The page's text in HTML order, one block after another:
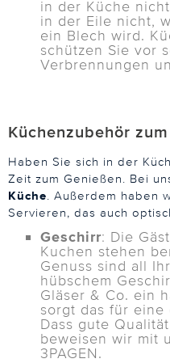
in der Küche
in der Eile nicht,
ein Blech wird.
schützen Sie vor
Verbrennungen
Küchenzubehör
Haben Sie sich in der
Zeit zum Genießen. Bei
Küche. Außerdem haben
Servieren, das auch
Geschirr: Die
Kuchen stehen
Genuss sind all
hübschem
Gläser & Co. ein
sorgt das für eine
Dass gute
beweisen wir mit
3PAGEN.